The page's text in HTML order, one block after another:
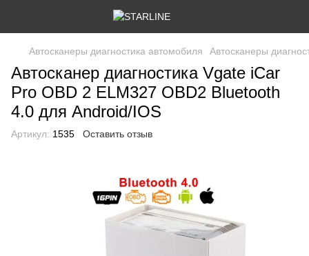
Автосканеры диагностика автомобиля Автосканеры
Автосканер диагностика Vgate iCar
Pro OBD 2 ELM327 OBD2 Bluetooth
4.0 для Android/IOS
Артикул: 1535 Оставить отзыв